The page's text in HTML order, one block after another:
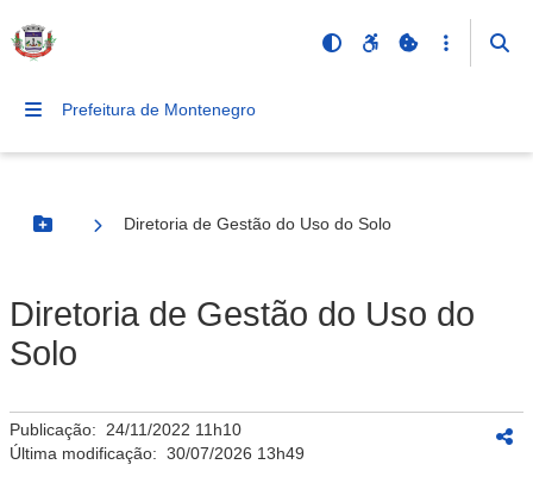
Prefeitura de Montenegro
Botão Menu
Diretoria de Gestão do Uso do Solo
Diretoria de Gestão do Uso do
Solo
Publicação: 24/11/2022 11h10
Última modificação: 30/07/2026 13h49